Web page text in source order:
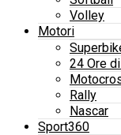
Volley
Motori
24 Ore
Rally
Nascar
Sport360